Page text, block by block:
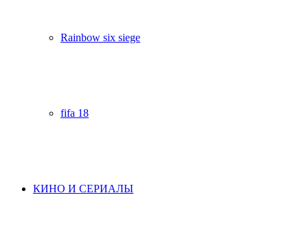
Rainbow six siege
fifa 18
КИНО И СЕРИАЛЫ